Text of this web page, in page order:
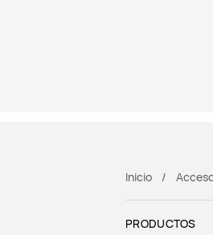
Inicio
PRODUCTOS